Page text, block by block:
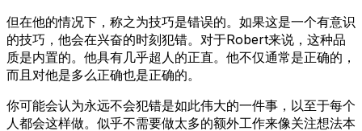
但在他的情况下，称之为技巧是错误的。如果这是一个有意识
的技巧，他会在兴奋的时刻犯错。对于Robert来说，这种品
质是内置的。他具有几乎超人的正直。他不仅通常是正确的，
而且对他是多么正确也是正确的。
你可能会认为永远不会犯错是如此伟大的一件事，以至于每个
人都会这样做。似乎不需要做太多的额外工作来像关注想法本